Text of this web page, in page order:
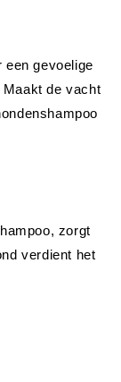
zorgt
verdient het